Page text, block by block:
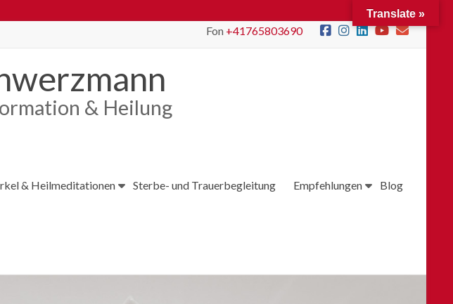
Fon +41765803690
& Heilung
& Heilmeditationen Sterbe- und Trauerbegleitung Empfehlungen Blog
Translate »